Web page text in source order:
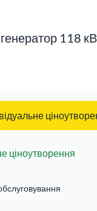
118
ціноутворення